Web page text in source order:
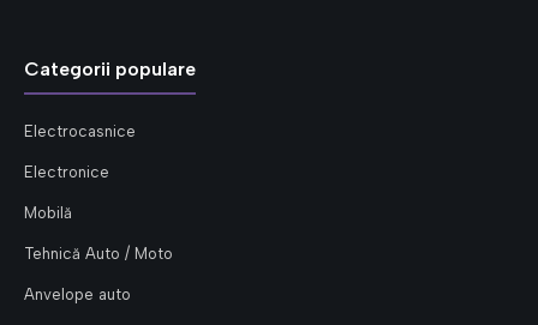
Categorii populare
Electrocasnice
Electronice
Mobilă
Tehnică Auto / Moto
Anvelope auto